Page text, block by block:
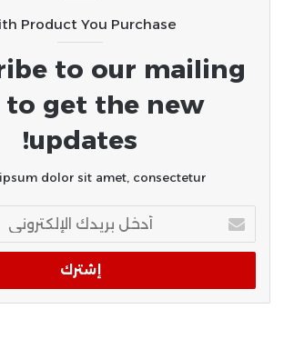
Product You Purchase
to our mailing
get the new
updates!
dolor sit amet, consectetur.
بريدك
الإلكتروني